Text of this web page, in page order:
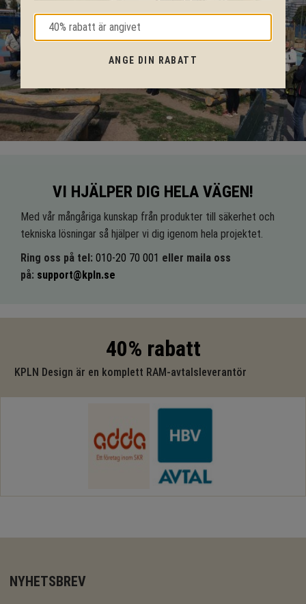
VI HJÄLPER DIG HELA VÄGEN!
Med vår mångåriga kunskap från produkter till säkerhet och
tekniska lösningar så hjälper vi dig igenom hela projektet.
Ring oss på tel: 010-20 70 001 eller maila oss
på: support@kpln.se
40% rabatt
KPLN Design är en komplett RAM-avtalsleverantör
NYHETSBREV
ANGE DIN RABATT